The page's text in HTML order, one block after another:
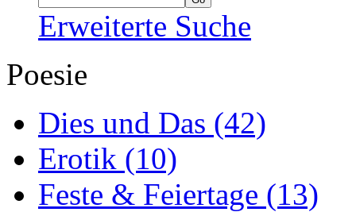
Erweiterte Suche
Poesie
Dies und Das (42)
Erotik (10)
Feste & Feiertage (13)